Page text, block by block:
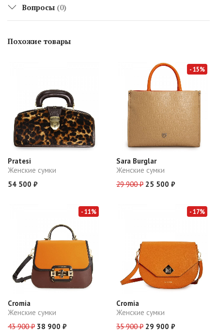
Вопросы (0)
Похожие товары
Pratesi
Женские сумки
54 500 ₽
- 15%
Sara Burglar
Женские сумки
29 900 ₽ 25 500 ₽
- 11%
Cromia
Женские сумки
43 900 ₽ 38 900 ₽
- 17%
Cromia
Женские сумки
35 900 ₽ 29 900 ₽